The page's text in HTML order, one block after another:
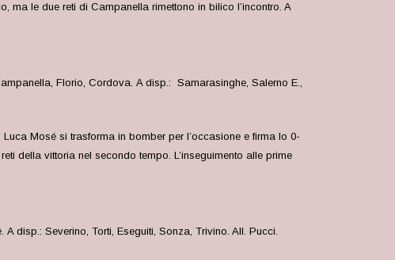
le due reti di Campanella rimettono in bilico l’incontro. A
Florio, Cordova. A disp.: Samarasinghe, Salerno E.,
Mosé si trasforma in bomber per l’occasione e firma lo 0-
della vittoria nel secondo tempo. L’inseguimento alle prime
disp.: Severino, Torti, Eseguiti, Sonza, Trivino. All. Pucci.